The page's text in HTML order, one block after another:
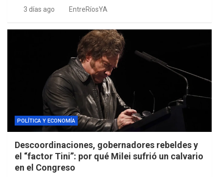
3 días ago EntreRíosYA
POLÍTICA Y ECONOMÍA
Descoordinaciones, gobernadores rebeldes y
el “factor Tini”: por qué Milei sufrió un calvario
en el Congreso